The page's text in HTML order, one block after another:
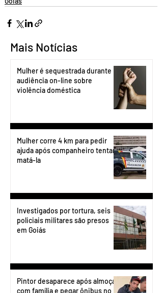
Mais Notícias
Mulher é sequestrada durante
audiência on-line sobre
violência doméstica
Mulher corre 4 km para pedir
ajuda após companheiro tentar
matá-la
Investigados por tortura, seis
policiais militares são presos
em Goiás
Pintor desaparece após almoçar
com família e pegar ônibus no